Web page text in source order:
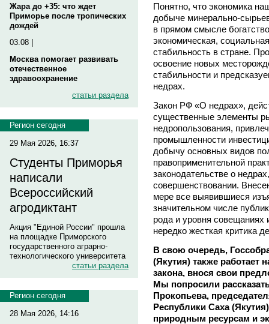
Жара до +35: что ждет
Приморье после тропических
дождей
03.08 |
Москва помогает развивать
отечественное
здравоохранение
статьи раздела
Регион сегодня
29 Мая 2026, 16:37
Студенты Приморья
написали
Всероссийский
агродиктант
Акция "Единой России" прошла
на площадке Приморского
государственного аграрно-
технологического университета
статьи раздела
Регион сегодня
28 Мая 2026, 14:16
Понятно, что экономика
добыче минерально-
в прямом смысле
экономическая,
стабильность в стране.
освоение новых
стабильности и
недрах.
Закон РФ «О недрах»,
существенные элементы
недропользования,
промышленности
добычу основных видов
правоприменительной
законодательстве о
совершенствовании.
мере все выявившиеся
значительном числе
рода и уровня совещаниях
нередко жесткая критика
В свою очередь,
(Якутия) также работает
закона, внося свои
Мы попросили
Прокопьева,
Республики Саха
природным ресурсам и